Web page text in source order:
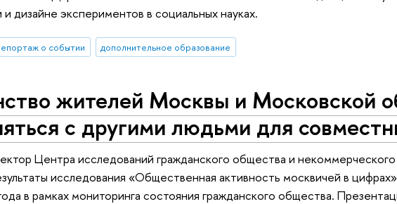
дизайне экспериментов в социальных науках.
о событии дополнительное образование
жителей Москвы и Московской
с другими людьми для
Центра исследований гражданского общества и
исследования «Общественная активность москвичей в
в рамках мониторинга состояния гражданского общества.